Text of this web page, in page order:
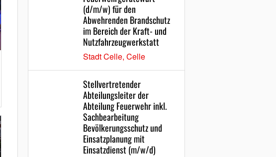
(d/m/w) für den
Abwehrenden Brandschutz
im Bereich der Kraft- und
Nutzfahrzeugwerkstatt
Stadt Celle, Celle
Stellvertretender
Abteilungsleiter der
Abteilung Feuerwehr inkl.
Sachbearbeitung
Bevölkerungsschutz und
Einsatzplanung mit
Einsatzdienst (m/w/d)